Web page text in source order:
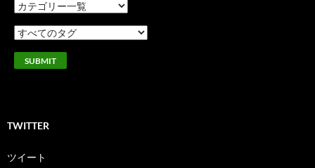
TWITTER
ツイート